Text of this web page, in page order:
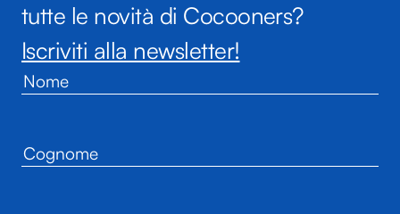
tutte le novità di Cocooners?
Iscriviti alla newsletter!